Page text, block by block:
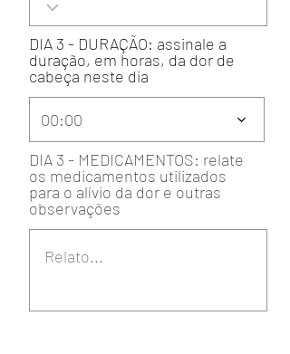
DIA 3 - DURAÇÃO: assinale a
duração, em horas, da dor de
cabeça neste dia
00:00
DIA 3 - MEDICAMENTOS: relate
os medicamentos utilizados
para o alívio da dor e outras
observações